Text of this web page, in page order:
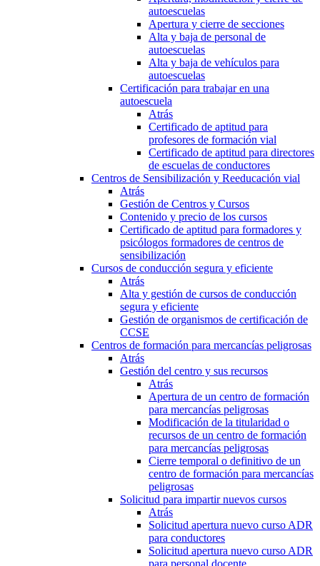
autoescuelas
Apertura y cierre de secciones
Alta y baja de personal de
autoescuelas
Alta y baja de vehículos para
autoescuelas
Certificación para trabajar en una
autoescuela
Atrás
Certificado de aptitud para
profesores de formación vial
Certificado de aptitud para directores
de escuelas de conductores
Centros de Sensibilización y Reeducación vial
Atrás
Gestión de Centros y Cursos
Contenido y precio de los cursos
Certificado de aptitud para formadores y
psicólogos formadores de centros de
sensibilización
Cursos de conducción segura y eficiente
Atrás
Alta y gestión de cursos de conducción
segura y eficiente
Gestión de organismos de certificación de
CCSE
Centros de formación para mercancías peligrosas
Atrás
Gestión del centro y sus recursos
Atrás
Apertura de un centro de formación
para mercancías peligrosas
Modificación de la titularidad o
recursos de un centro de formación
para mercancías peligrosas
Cierre temporal o definitivo de un
centro de formación para mercancías
peligrosas
Solicitud para impartir nuevos cursos
Atrás
Solicitud apertura nuevo curso ADR
para conductores
Solicitud apertura nuevo curso ADR